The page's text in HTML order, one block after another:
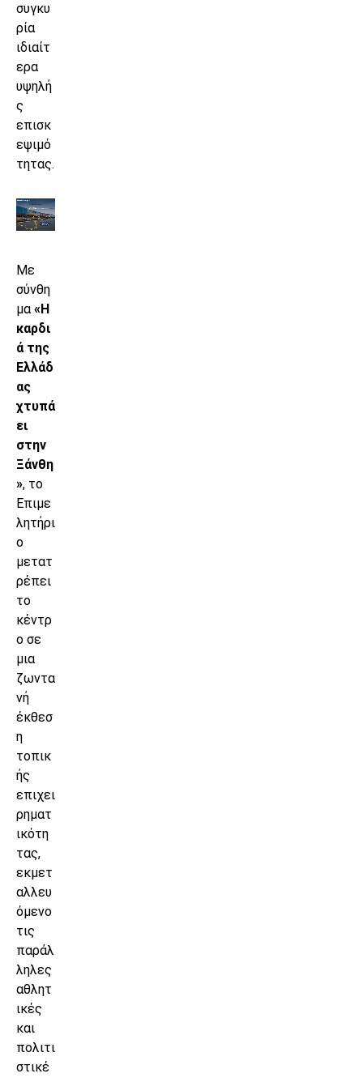
συγκυ
ρία
ιδιαίτ
ερα
υψηλή
ς
επισκ
εψιμό
τητας.
Με
σύνθη
μα«Η
καρδι
ά της
Ελλάδ
ας
χτυπά
ει
στην
Ξάνθη
», το
Επιμε
λητήρι
ο
μετατ
ρέπει
το
κέντρ
ο σε
μια
ζωντα
νή
έκθεσ
η
τοπικ
ής
επιχει
ρηματ
ικότη
τας,
εκμετ
αλλευ
όμενο
τις
παράλ
ληλες
αθλητ
ικές
και
πολιτι
στικέ